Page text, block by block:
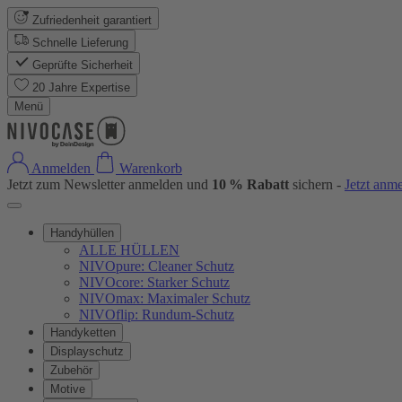
Zufriedenheit garantiert
Schnelle Lieferung
Geprüfte Sicherheit
20 Jahre Expertise
Menü
Anmelden
Warenkorb
Jetzt zum Newsletter anmelden und 10 % Rabatt sichern - Jetzt
Handyhüllen
ALLE HÜLLEN
NIVOpure: Cleaner Schutz
NIVOcore: Starker Schutz
NIVOmax: Maximaler Schutz
NIVOflip: Rundum-Schutz
Handyketten
Displayschutz
Zubehör
Motive